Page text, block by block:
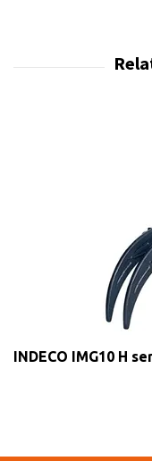
INDECO IMG10 H